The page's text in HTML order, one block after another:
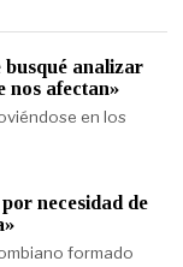
busqué analizar
nos afectan»
en los
necesidad de
formado